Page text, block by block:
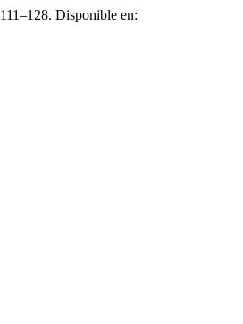
Disponible en: